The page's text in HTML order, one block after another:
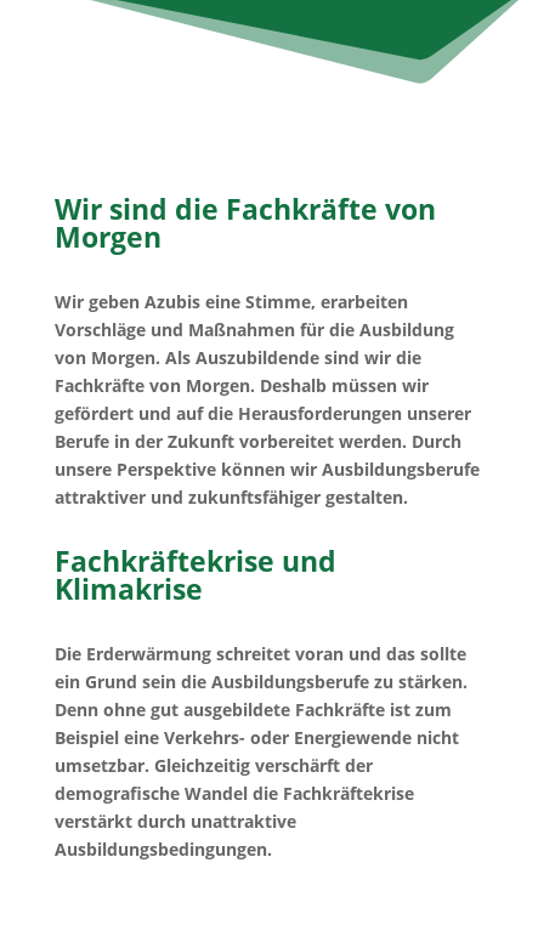
Wir sind die Fachkräfte von
Morgen
Wir geben Azubis eine Stimme, erarbeiten
Vorschläge und Maßnahmen für die Ausbildung
von Morgen. Als Auszubildende sind wir die
Fachkräfte von Morgen. Deshalb müssen wir
gefördert und auf die Herausforderungen unserer
Berufe in der Zukunft vorbereitet werden. Durch
unsere Perspektive können wir Ausbildungsberufe
attraktiver und zukunftsfähiger gestalten.
Fachkräftekrise und
Klimakrise
Die Erderwärmung schreitet voran und das sollte
ein Grund sein die Ausbildungsberufe zu stärken.
Denn ohne gut ausgebildete Fachkräfte ist zum
Beispiel eine Verkehrs- oder Energiewende nicht
umsetzbar. Gleichzeitig verschärft der
demografische Wandel die Fachkräftekrise
verstärkt durch unattraktive
Ausbildungsbedingungen.